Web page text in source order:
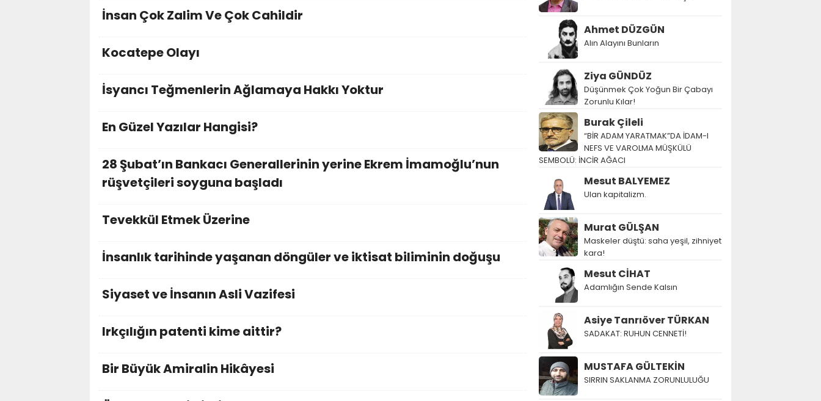
İnsan Çok Zalim Ve Çok Cahildir
Kocatepe Olayı
İsyancı Teğmenlerin Ağlamaya Hakkı Yoktur
En Güzel Yazılar Hangisi?
28 Şubat’ın Bankacı Generallerinin yerine Ekrem İmamoğlu’nun
rüşvetçileri soyguna başladı
Tevekkül Etmek Üzerine
İnsanlık tarihinde yaşanan döngüler ve iktisat biliminin doğuşu
Siyaset ve İnsanın Asli Vazifesi
Irkçılığın patenti kime aittir?
Bir Büyük Amiralin Hikâyesi
Ahmet DÜZGÜN
Alın Alayını Bunların
Ziya GÜNDÜZ
Düşünmek Çok Yoğun Bir Çabayı
Zorunlu Kılar!
Burak Çileli
“BİR ADAM YARATMAK”DA İDAM-I
NEFS VE VAROLMA MÜŞKÜLÜ
SEMBOLÜ: İNCİR AĞACI
Mesut BALYEMEZ
Ulan kapitalizm.
Murat GÜLŞAN
Maskeler düştü: saha yeşil, zihniyet
kara!
Mesut CİHAT
Adamlığın Sende Kalsın
Asiye Tanrıöver TÜRKAN
SADAKAT: RUHUN CENNETİ!
MUSTAFA GÜLTEKİN
SIRRIN SAKLANMA ZORUNLULUĞU